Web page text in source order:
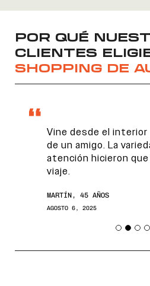
Encontranos en
POR QUÉ
CLIENTES
SHOPPING DE
Vine desde el interior
de un amigo. La
atención hicieron que
viaje.
MARTÍN, 45 AÑOS
AGOSTO 6, 2025